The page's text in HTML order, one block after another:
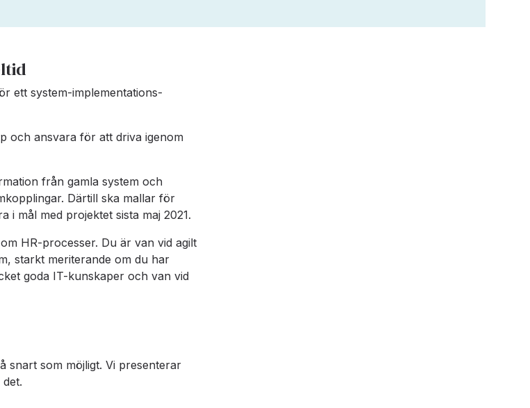
ett system-implementations-
och ansvara för att driva igenom
från gamla system och
Därtill ska mallar för
i mål med projektet sista maj 2021.
HR-processer. Du är van vid agilt
starkt meriterande om du har
goda IT-kunskaper och van vid
snart som möjligt. Vi presenterar